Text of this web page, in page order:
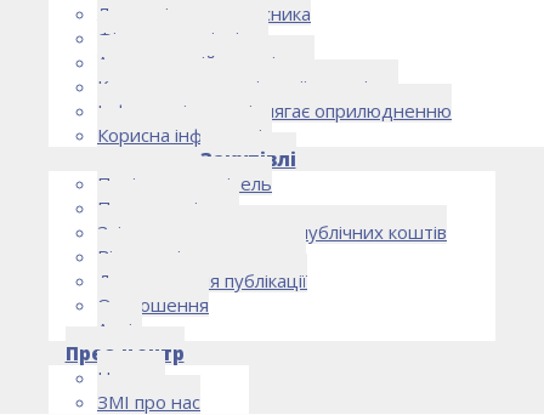
Лист очікувань власника
Фінансова звітність
Антикорупційна політика
Кодекс етики та ділової поведінки
Інформація, що підлягає оприлюдненню
Корисна інформація
Закупівлі
Політика закупівель
План закупівель
Звіт про використання публічних коштів
Відомості про договори
Договори для публікації
Оголошення
Архів
Прес-центр
Новини
ЗМІ про нас